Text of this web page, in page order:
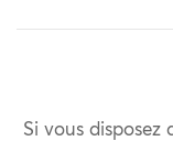
Si vous disposez